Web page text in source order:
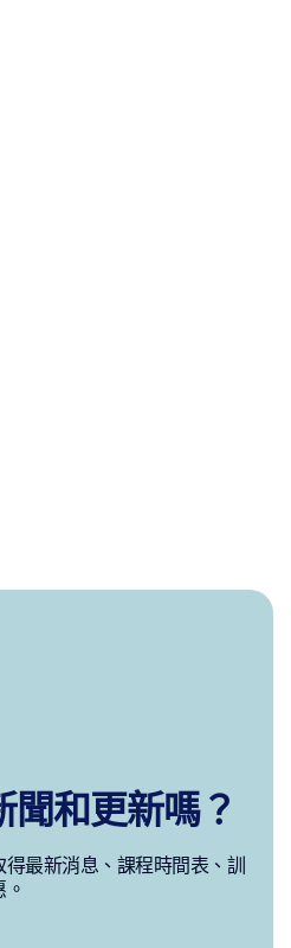
聞和更新嗎？
最新消息、課程時間表、訓